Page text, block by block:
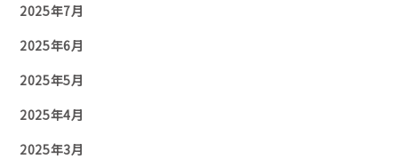
2025年7月
2025年6月
2025年5月
2025年4月
2025年3月